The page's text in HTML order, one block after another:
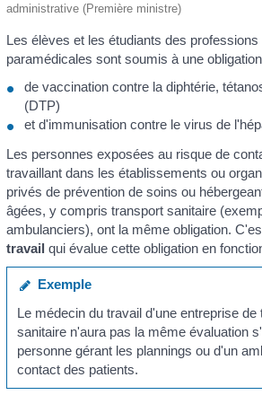
administrative (Première ministre)
Les élèves et les étudiants des
paramédicales sont soumis à une obligation
de vaccination contre la diphtérie,
(DTP)
et d'immunisation contre le virus de
Les personnes exposées au risque de
travaillant dans les établissements ou
privés de prévention de soins ou
âgées, y compris transport sanitaire
ambulanciers), ont la même obligation.
travail qui évalue cette obligation en
Exemple
Le médecin du travail d'une entreprise de
sanitaire n'aura pas la même évaluation
personne gérant les plannings ou d'un
contact des patients.